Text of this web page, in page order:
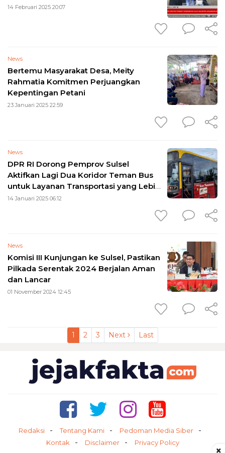
14 Februari 2025 20:07
News
Bertemu Masyarakat Desa, Meity
Rahmatia Komitmen Perjuangkan
Kepentingan Petani
23 Januari 2025 22:59
News
DPR RI Dorong Pemprov Sulsel
Aktifkan Lagi Dua Koridor Teman Bus
untuk Layanan Transportasi yang Lebih
Baik
14 Januari 2025 06:12
News
Komisi III Kunjungan ke Sulsel, Pastikan
Pilkada Serentak 2024 Berjalan Aman
dan Lancar
01 November 2024 12:45
1 2 3 Next Last
Redaksi Tentang Kami
Pedoman Media Siber
Kontak
Disclaimer Privacy Policy